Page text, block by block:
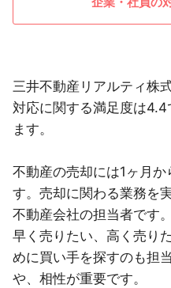
三井不動産リアルティ株
対応に関する満足度は4.4
ます。
不動産の売却には1ヶ月
す。売却に関わる業務を
不動産会社の担当者です。
早く売りたい、高く売り
めに買い手を探すのも担
や、相性が重要です。